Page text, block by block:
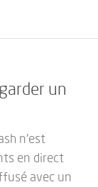
un
n'est
en direct
avec un